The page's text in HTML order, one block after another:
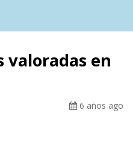
valoradas en
6 años ago